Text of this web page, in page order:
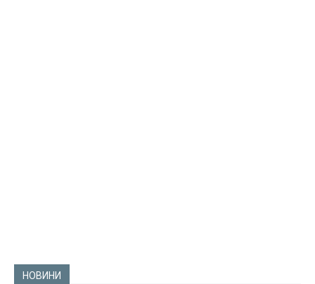
НОВИНИ